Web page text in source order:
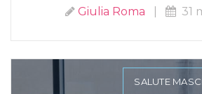
Giulia Roma 31
SALUTE